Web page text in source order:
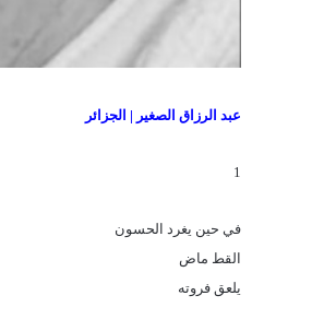
عبد الرزاق الصغير | الجزائر
1
في حين يغرد الحسون
القط ماض
يلعق فروته